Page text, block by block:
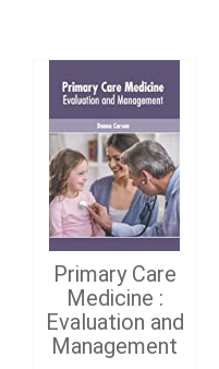
Primary Care
Medicine :
Evaluation and
Management